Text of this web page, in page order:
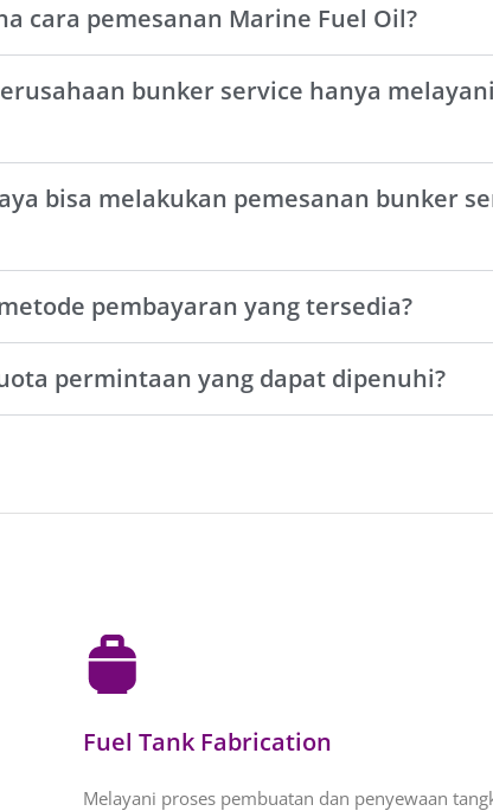
cara pemesanan Marine Fuel Oil?
bunker service hanya
bisa melakukan pemesanan bunker
pembayaran yang tersedia?
permintaan yang dapat dipenuhi?
Fuel Tank Fabrication
Melayani proses pembuatan dan penyewaan